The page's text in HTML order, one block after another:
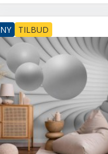
NY TILBUD